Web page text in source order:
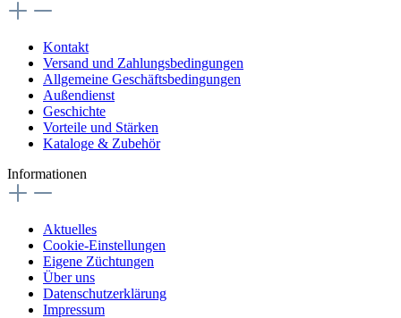
Kontakt
Versand und Zahlungsbedingungen
Allgemeine Geschäftsbedingungen
Außendienst
Geschichte
Vorteile und Stärken
Kataloge & Zubehör
Informationen
Aktuelles
Cookie-Einstellungen
Eigene Züchtungen
Über uns
Datenschutzerklärung
Impressum